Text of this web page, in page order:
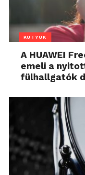
KÜTYÜK
A HUAWEI
emeli a
fülhallgatók